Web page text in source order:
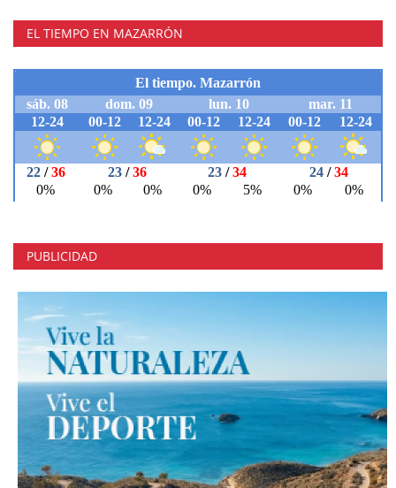
EL TIEMPO EN MAZARRÓN
PUBLICIDAD